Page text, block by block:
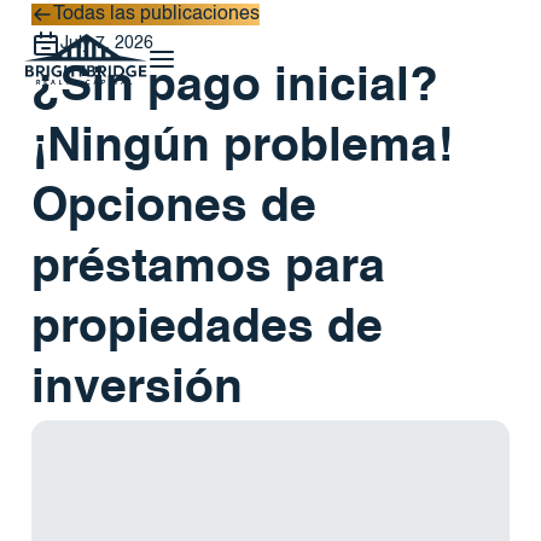
Todas las publicaciones
Todas las publicaciones
July 7, 2026
¿Sin pago inicial?
¡Ningún problema!
Opciones de
préstamos para
propiedades de
inversión